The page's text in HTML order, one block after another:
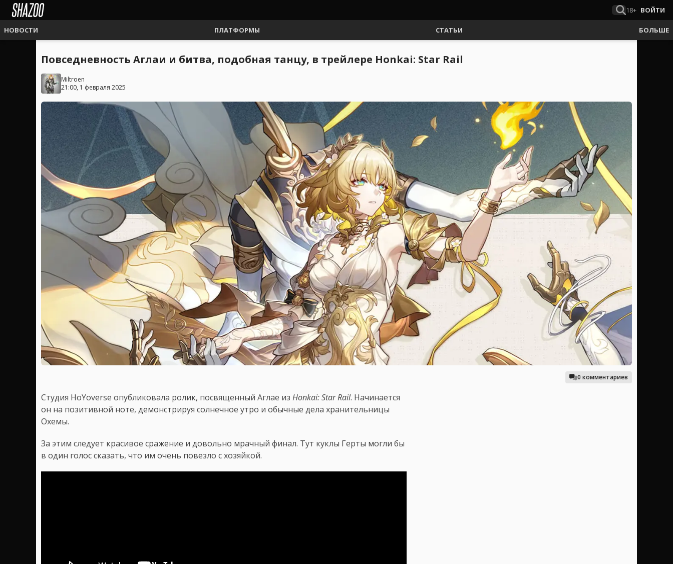
18+ ВОЙТИ
НОВОСТИ ПЛАТФОРМЫ СТАТЬИ БОЛЬШЕ
Повседневность Аглаи и битва, подобная танцу, в трейлере Honkai: Star Rail
Miltroen
21:00, 1 февраля 2025
0 комментариев
Студия HoYoverse опубликовала ролик, посвященный Аглае из Honkai: Star Rail. Начинается
он на позитивной ноте, демонстрируя солнечное утро и обычные дела хранительницы
Охемы.
За этим следует красивое сражение и довольно мрачный финал. Тут куклы Герты могли бы
в один голос сказать, что им очень повезло с хозяйкой.